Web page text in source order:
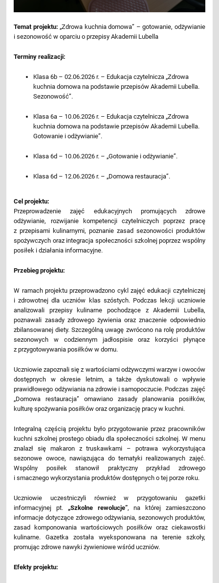
Temat projektu: „Zdrowa kuchnia domowa” – gotowanie, odżywianie
i sezonowość w oparciu o przepisy Akademii Lubella
Terminy realizacji:
Klasa 6b – 02.06.2026 r. – Edukacja czytelnicza „Zdrowa
kuchnia domowa na podstawie przepisów Akademii Lubella.
Sezonowość”.
Klasa 6a – 10.06.2026 r. – Edukacja czytelnicza „Zdrowa
kuchnia domowa na podstawie przepisów Akademii Lubella.
Gotowanie i odżywianie”.
Klasa 6d – 10.06.2026 r. – „Gotowanie i odżywianie”.
Klasa 6d – 12.06.2026 r. – „Domowa restauracja”.
Cel projektu:
Przeprowadzenie zajęć edukacyjnych promujących zdrowe
odżywianie, rozwijanie kompetencji czytelniczych poprzez pracę
z przepisami kulinarnymi, poznanie zasad sezonowości produktów
spożywczych oraz integracja społeczności szkolnej poprzez wspólny
posiłek i działania informacyjne.
Przebieg projektu:
W ramach projektu przeprowadzono cykl zajęć edukacji czytelniczej
i zdrowotnej dla uczniów klas szóstych. Podczas lekcji uczniowie
analizowali przepisy kulinarne pochodzące z Akademii Lubella,
poznawali zasady zdrowego żywienia oraz znaczenie odpowiednio
zbilansowanej diety. Szczególną uwagę zwrócono na rolę produktów
sezonowych w codziennym jadłospisie oraz korzyści płynące
z przygotowywania posiłków w domu.
Uczniowie zapoznali się z wartościami odżywczymi warzyw i owoców
dostępnych w okresie letnim, a także dyskutowali o wpływie
prawidłowego odżywiania na zdrowie i samopoczucie. Podczas zajęć
„Domowa restauracja” omawiano zasady planowania posiłków,
kulturę spożywania posiłków oraz organizację pracy w kuchni.
Integralną częścią projektu było przygotowanie przez pracowników
kuchni szkolnej prostego obiadu dla społeczności szkolnej. W menu
znalazł się makaron z truskawkami – potrawa wykorzystująca
sezonowe owoce, nawiązująca do tematyki realizowanych zajęć.
Wspólny posiłek stanowił praktyczny przykład zdrowego
i smacznego wykorzystania produktów dostępnych o tej porze roku.
Uczniowie uczestniczyli również w przygotowaniu gazetki
informacyjnej pt. „Szkolne rewolucje”, na której zamieszczono
informacje dotyczące zdrowego odżywiania, sezonowych produktów,
zasad komponowania wartościowych posiłków oraz ciekawostki
kulinarne. Gazetka została wyeksponowana na terenie szkoły,
promując zdrowe nawyki żywieniowe wśród uczniów.
Efekty projektu: